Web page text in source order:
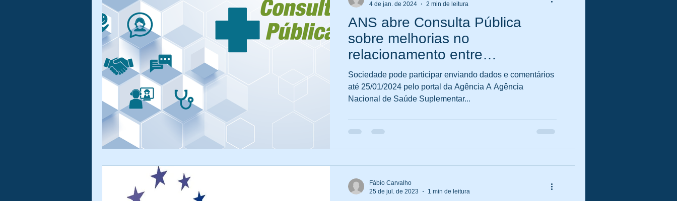
ANS abre Consulta Pública
sobre melhorias no
relacionamento entre
operadoras e beneficiários
Sociedade pode participar enviando dados e comentários
até 25/01/2024 pelo portal da Agência A Agência
Nacional de Saúde Suplementar...
4 de jan. de 2024
2 min de leitura
Fábio Carvalho
25 de jul. de 2023
1 min de leitura